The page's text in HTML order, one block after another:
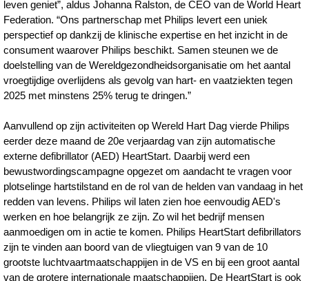
leven geniet”, aldus Johanna Ralston, de CEO van de World Heart
Federation. “Ons partnerschap met Philips levert een uniek
perspectief op dankzij de klinische expertise en het inzicht in de
consument waarover Philips beschikt. Samen steunen we de
doelstelling van de Wereldgezondheidsorganisatie om het aantal
vroegtijdige overlijdens als gevolg van hart- en vaatziekten tegen
2025 met minstens 25% terug te dringen.”
Aanvullend op zijn activiteiten op Wereld Hart Dag vierde Philips
eerder deze maand de 20e verjaardag van zijn automatische
externe defibrillator (AED) HeartStart. Daarbij werd een
bewustwordingscampagne opgezet om aandacht te vragen voor
plotselinge hartstilstand en de rol van de helden van vandaag in het
redden van levens. Philips wil laten zien hoe eenvoudig AED's
werken en hoe belangrijk ze zijn. Zo wil het bedrijf mensen
aanmoedigen om in actie te komen. Philips HeartStart defibrillators
zijn te vinden aan boord van de vliegtuigen van 9 van de 10
grootste luchtvaartmaatschappijen in de VS en bij een groot aantal
van de grotere internationale maatschappijen. De HeartStart is ook